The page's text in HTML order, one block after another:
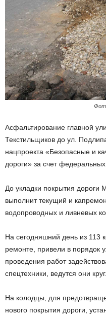
Асфальтирование главной
Текстильщиков до ул.
нацпроекта «Безопасные и
дороги» за счет федеральных
До укладки покрытия дороги
выполнит текущий и
водопроводных и ливневых
На сегодняшний день из 113
ремонте, привели в порядок
проведения работ
спецтехники, ведутся они
На колодцы, для
нового покрытия дороги,